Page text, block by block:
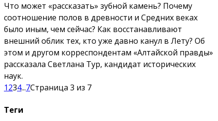
Что может «рассказать» зубной камень? Почему
соотношение полов в древности и Средних веках
было иным, чем сейчас? Как восстанавливают
внешний облик тех, кто уже давно канул в Лету? Об
этом и другом корреспондентам «Алтайской правды»
рассказала Светлана Тур, кандидат исторических
наук.
1234...7Страница 3 из 7
Теги